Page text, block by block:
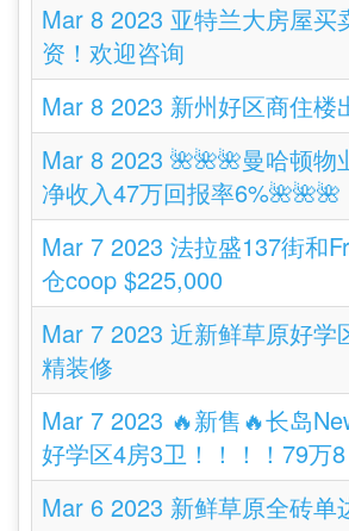
Mar 8 2023 亚特兰大房屋买
资！欢迎咨询
Mar 8 2023 新州好区商住楼
Mar 8 2023 🌺🌺🌺曼哈顿物
净收入47万回报率6%🌺🌺🌺
Mar 7 2023 法拉盛137街和
仓coop $225,000
Mar 7 2023 近新鲜草原好学
精装修
Mar 7 2023 🔥新售🔥长岛
好学区4房3卫！！！！79万8
Mar 6 2023 新鲜草原全砖单